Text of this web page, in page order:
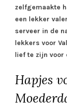
zelfgemaakte
een lekker
serveer in de
lekkers voor
lief te zijn voor
Hapjes